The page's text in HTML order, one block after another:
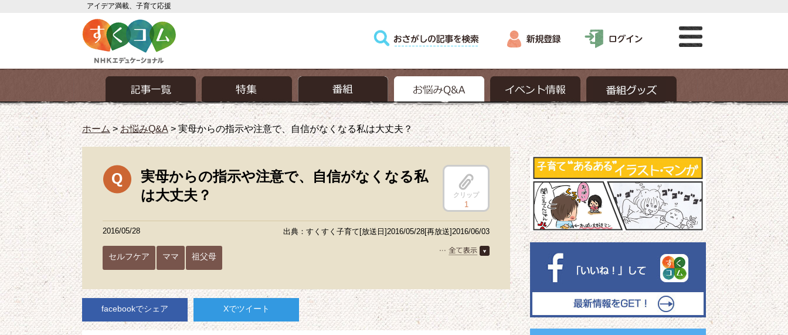
アイデア満載、子育て応援
ホーム>お悩みQ&A>実母からの指示や注意で、自信がなくなる私は大丈夫？
実母からの指示や注意で、自信がなくなる私
は大丈夫？
クリップ
1
2016/05/28 出典：すくすく子育て[放送日]2016/05/28[再放送]2016/06/03
セルフケア ママ 祖父母
facebookでシェア Xでツイート